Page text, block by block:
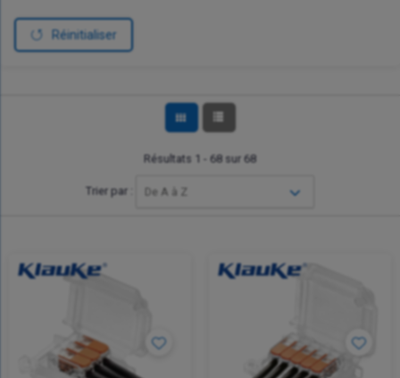
Réinitialiser
Résultats 1 - 68 sur 68
Trier par : De A à Z